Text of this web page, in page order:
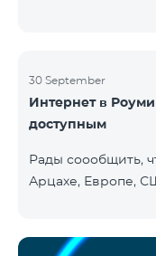
30 September
Интернет в
доступным
Рады соообщить,
Арцахе, Европе,
звонки в Армению